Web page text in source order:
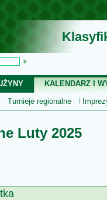
KALENDARZ I
Turnieje regionalne
Luty 2025